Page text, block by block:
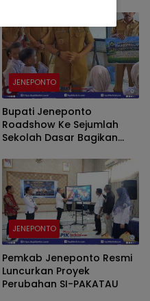
dan Perawatan Alsintan
TR4 ARBOS di Bulujaya
JENEPONTO
Bupati Jeneponto
Roadshow Ke Sejumlah
Sekolah Dasar Bagikan
JENEPONTO
Pemkab Jeneponto Resmi
Luncurkan Proyek
Perubahan SI-PAKATAU